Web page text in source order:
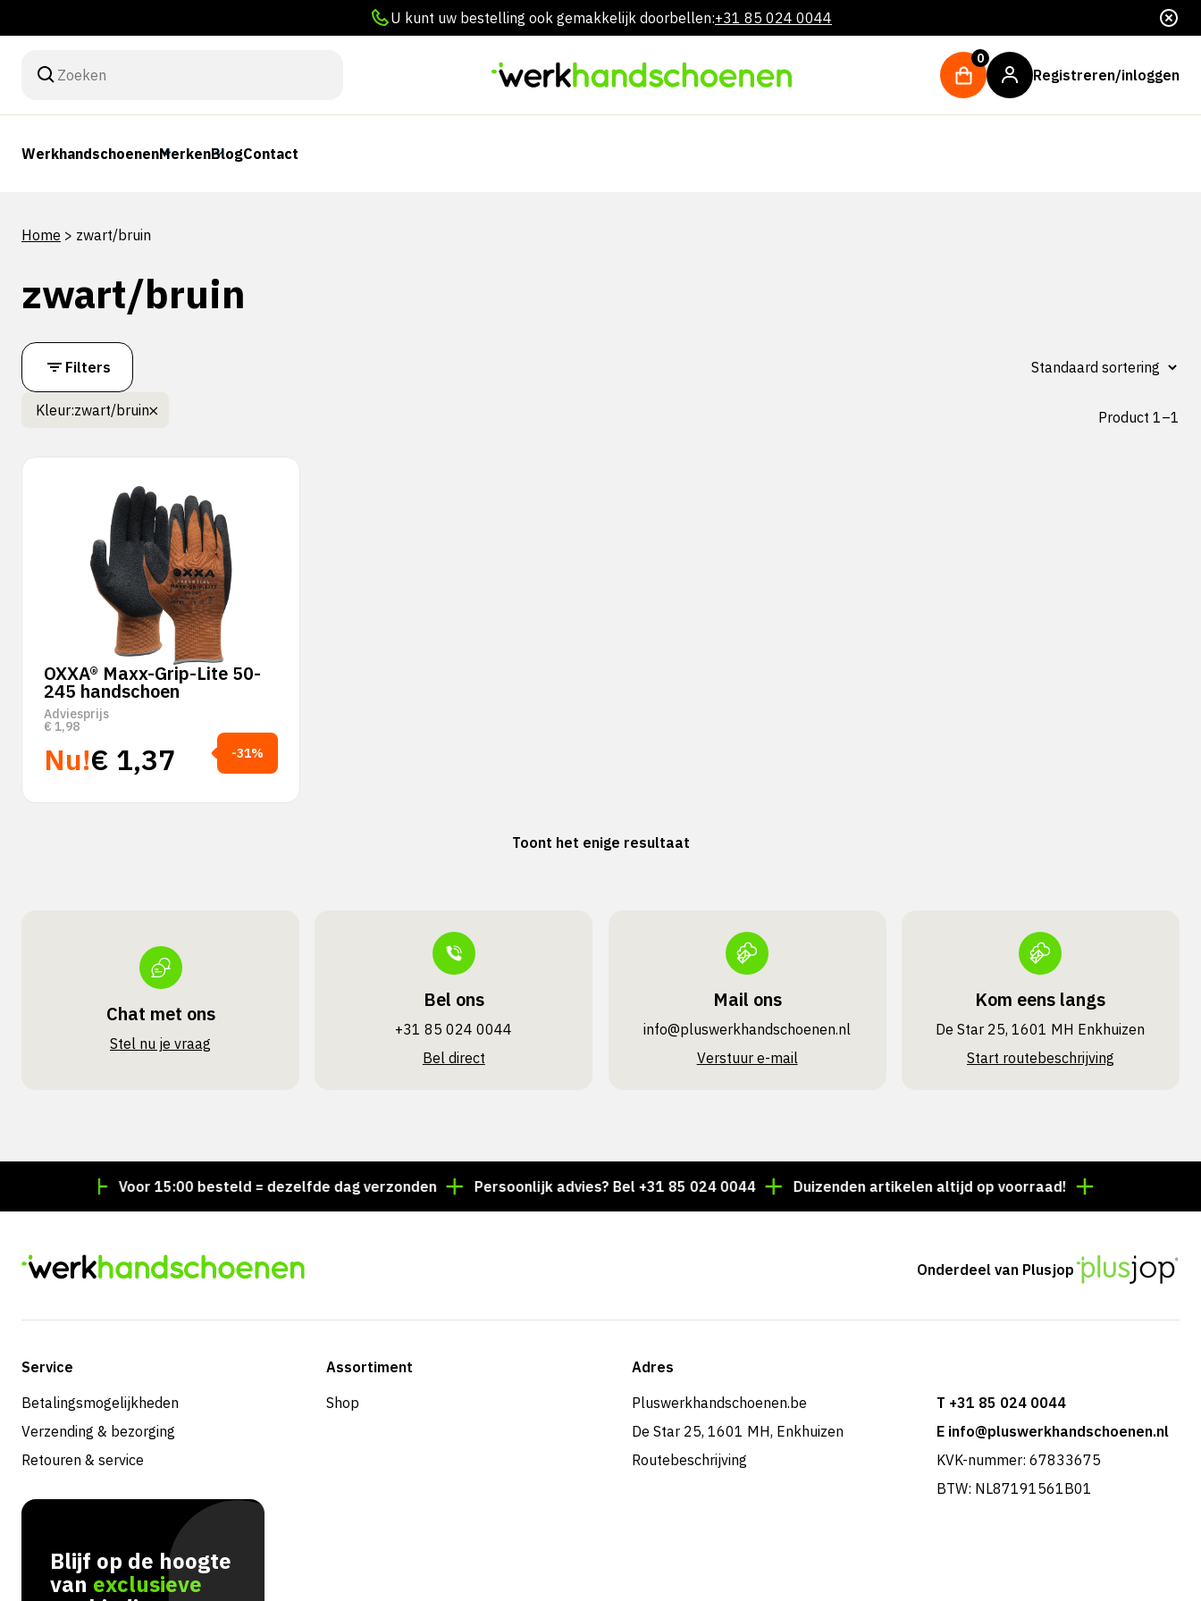
U kunt uw bestelling ook gemakkelijk doorbellen:+31 85 024 0044
0
Registreren/inloggen
WerkhandschoenenMerkenBlogContact
Home > zwart/bruin
zwart/bruin
Filters
Kleur:zwart/bruin Product 1–1
OXXA® Maxx-Grip-Lite 50-
245 handschoen
Adviesprijs
€ 1,98
Nu!€ 1,37 -31%
Toont het enige resultaat
Chat met ons
Stel nu je vraag
Bel ons
+31 85 024 0044
Bel direct
Mail ons
info@pluswerk­handschoenen.nl
Verstuur e-mail
Kom eens langs
De Star 25, 1601 MH Enkhuizen
Start routebeschrijving
Voor 15:00 besteld = dezelfde dag verzonden Persoonlijk advies? Bel +31 85 024 0044 Duizenden artikelen altijd op voorraad! Voor 15:00
Onderdeel van Plusjop
Service
Betalingsmogelijkheden
Verzending & bezorging
Retouren & service
Assortiment
Shop
Adres
Pluswerkhandschoenen.be
De Star 25, 1601 MH, Enkhuizen
Routebeschrijving
T +31 85 024 0044
E info@pluswerkhandschoenen.nl
KVK-nummer: 67833675
BTW: NL87191561B01
Blijf op de hoogte
van exclusieve